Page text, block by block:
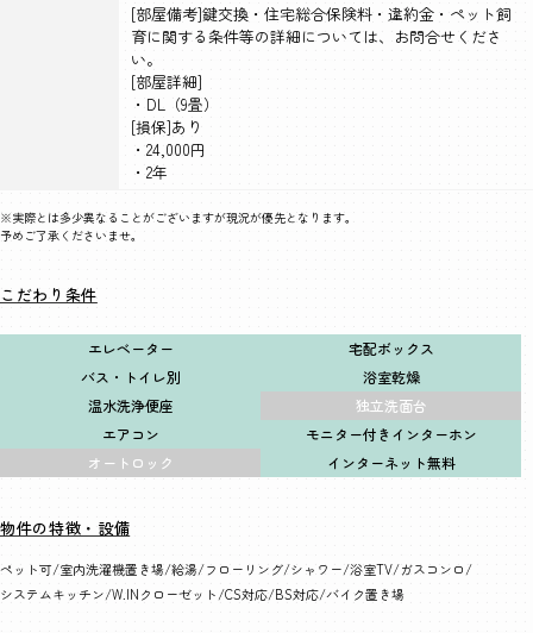
※実際とは多少異なることがございますが現況が優先となります。
予めご了承くださいませ。
[部屋備考]鍵交換・住宅総合保険料・違約金・ペット飼
育に関する条件等の詳細については、お問合せくださ
い。
[部屋詳細]
・DL（9畳）
[損保]あり
・24,000円
・2年
こだわり条件
エレベーター
宅配ボックス
バス・トイレ別
浴室乾燥
温水洗浄便座
独立洗面台
エアコン
モニター付きインターホン
オートロック
インターネット無料
物件の特徴・設備
ペット可 室内洗濯機置き場 給湯 フローリング シャワー 浴室TV ガスコンロ
システムキッチン W.INクローゼット CS対応 BS対応 バイク置き場